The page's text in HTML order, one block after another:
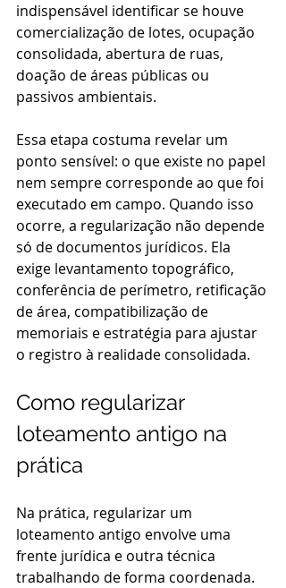
indispensável identificar se houve
comercialização de lotes, ocupação
consolidada, abertura de ruas,
doação de áreas públicas ou
passivos ambientais.
Essa etapa costuma revelar um
ponto sensível: o que existe no papel
nem sempre corresponde ao que foi
executado em campo. Quando isso
ocorre, a regularização não depende
só de documentos jurídicos. Ela
exige levantamento topográfico,
conferência de perímetro, retificação
de área, compatibilização de
memoriais e estratégia para ajustar
o registro à realidade consolidada.
Como regularizar
loteamento antigo na
prática
Na prática, regularizar um
loteamento antigo envolve uma
frente jurídica e outra técnica
trabalhando de forma coordenada.